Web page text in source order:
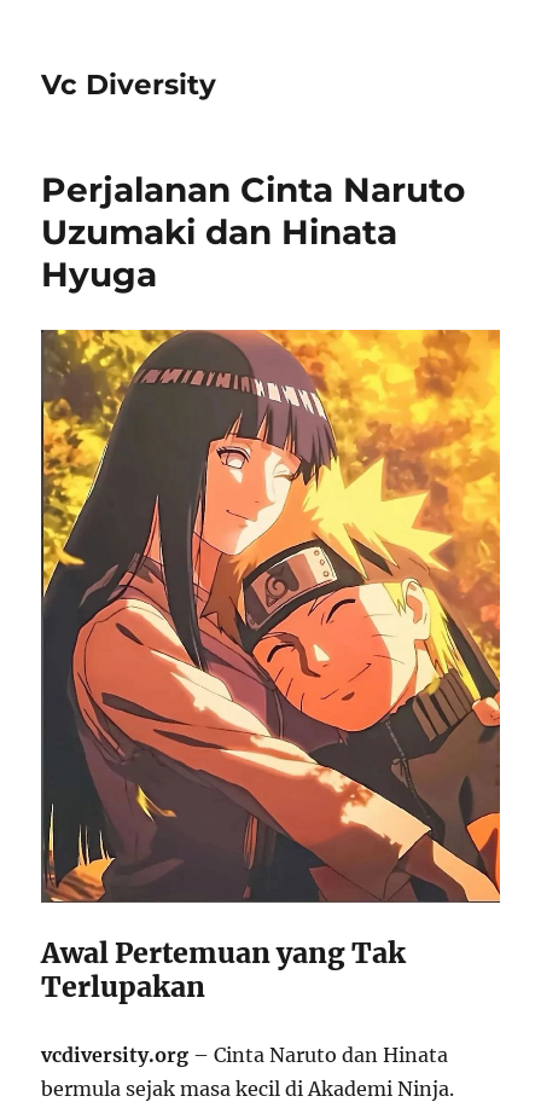
Vc Diversity
Perjalanan Cinta Naruto
Uzumaki dan Hinata
Hyuga
Awal Pertemuan yang Tak
Terlupakan
vcdiversity.org – Cinta Naruto dan Hinata
bermula sejak masa kecil di Akademi Ninja.